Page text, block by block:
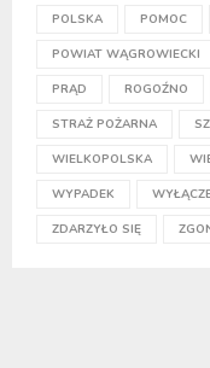
POLSKA POMOC
POWIAT WĄGROWIECKI
PRĄD ROGOŹNO
STRAŻ POŻARNA
WIELKOPOLSKA
WYPADEK
ZDARZYŁO SIĘ